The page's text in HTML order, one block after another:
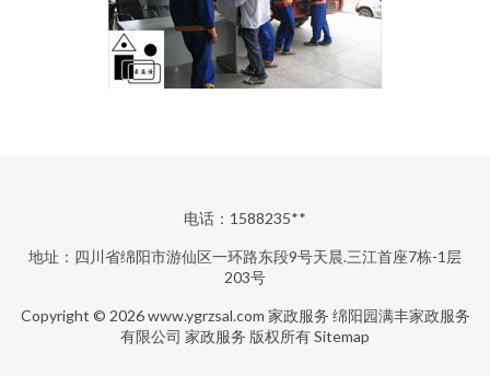
电话：1588235**
地址：四川省绵阳市游仙区一环路东段9号天晨.三江首座7栋-1层
203号
Copyright © 2026www.ygrzsal.com 家政服务 绵阳园满丰家政服务
有限公司 家政服务 版权所有Sitemap